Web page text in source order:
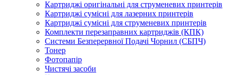
Картриджі оригінальні для струменевих принтерів
Картриджі сумісні для лазерних принтерів
Картриджі сумісні для струменевих принтерів
Комплекти перезаправних картриджів (КПК)
Системи Безперервної Подачі Чорнил (СБПЧ)
Тонер
Фотопапір
Чистячі засоби